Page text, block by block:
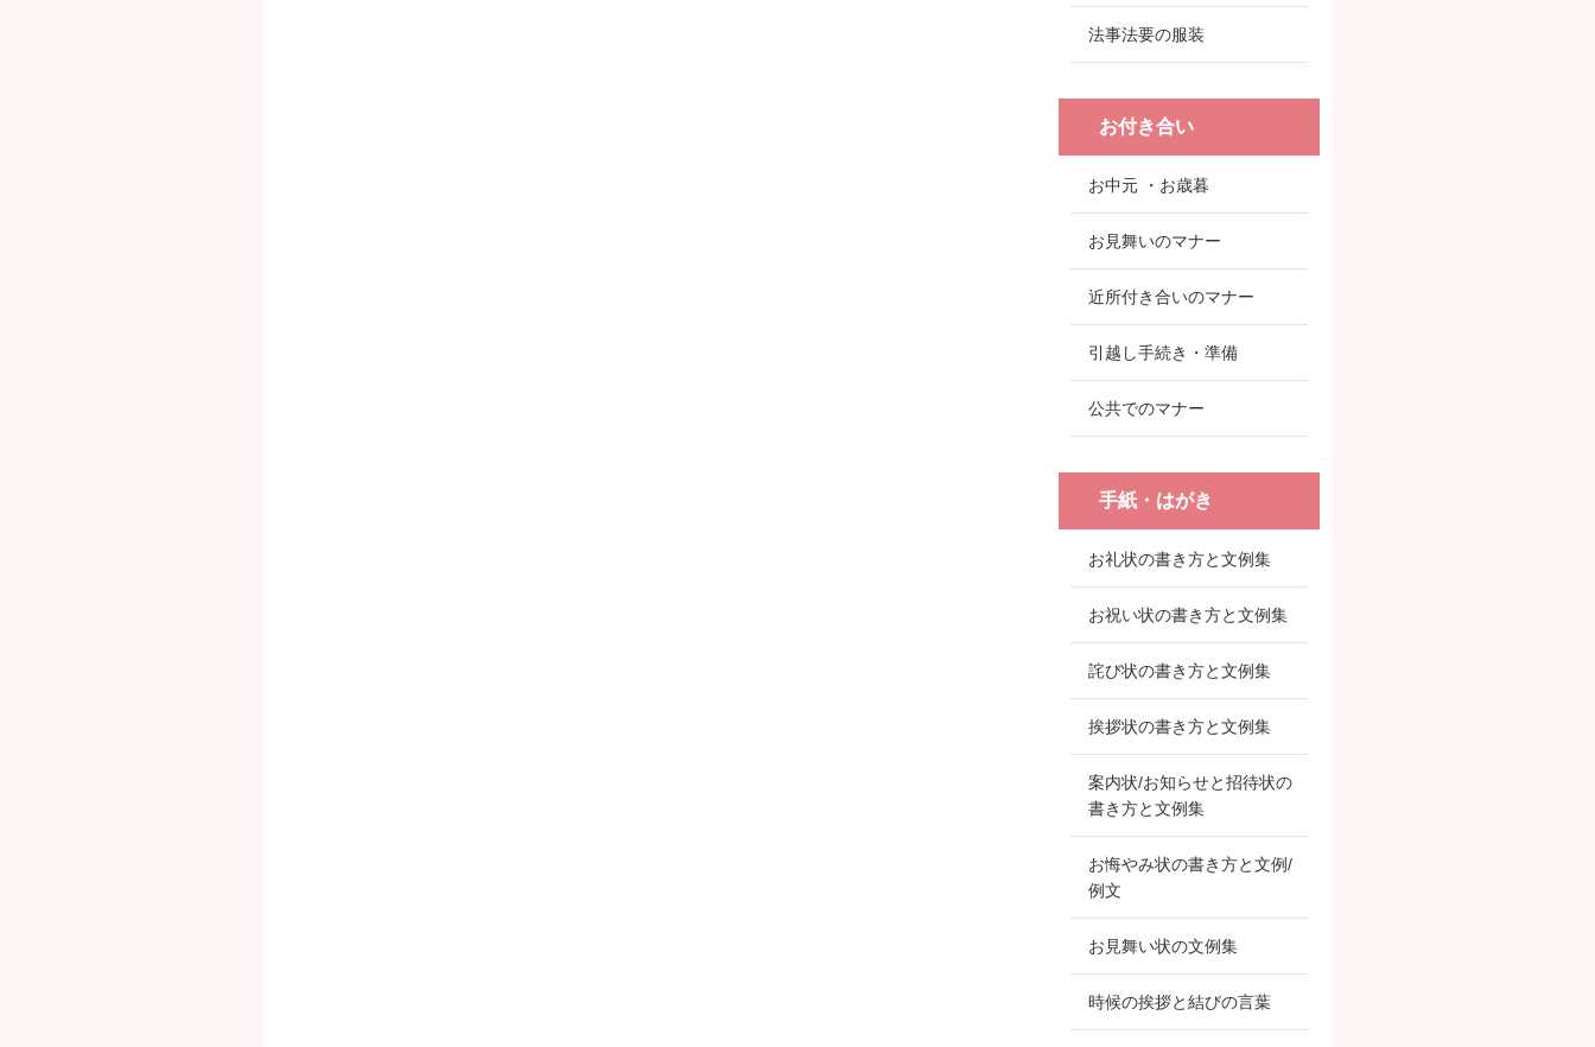
法事法要の服装
お付き合い
お中元 ・お歳暮
お見舞いのマナー
近所付き合いのマナー
引越し手続き・準備
公共でのマナー
手紙・はがき
お礼状の書き方と文例集
お祝い状の書き方と文例集
詫び状の書き方と文例集
挨拶状の書き方と文例集
案内状/お知らせと招待状の
書き方と文例集
お悔やみ状の書き方と文例/
例文
お見舞い状の文例集
時候の挨拶と結びの言葉